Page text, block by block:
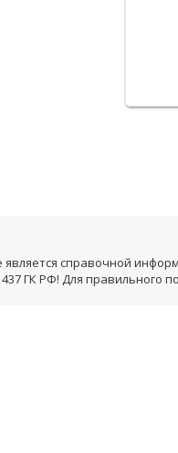
является справочной
437 ГК РФ! Для правильного